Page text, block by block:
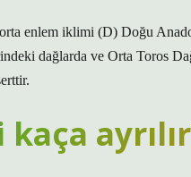
enlem iklimi (D) Doğu
dağlarda ve Orta Toros